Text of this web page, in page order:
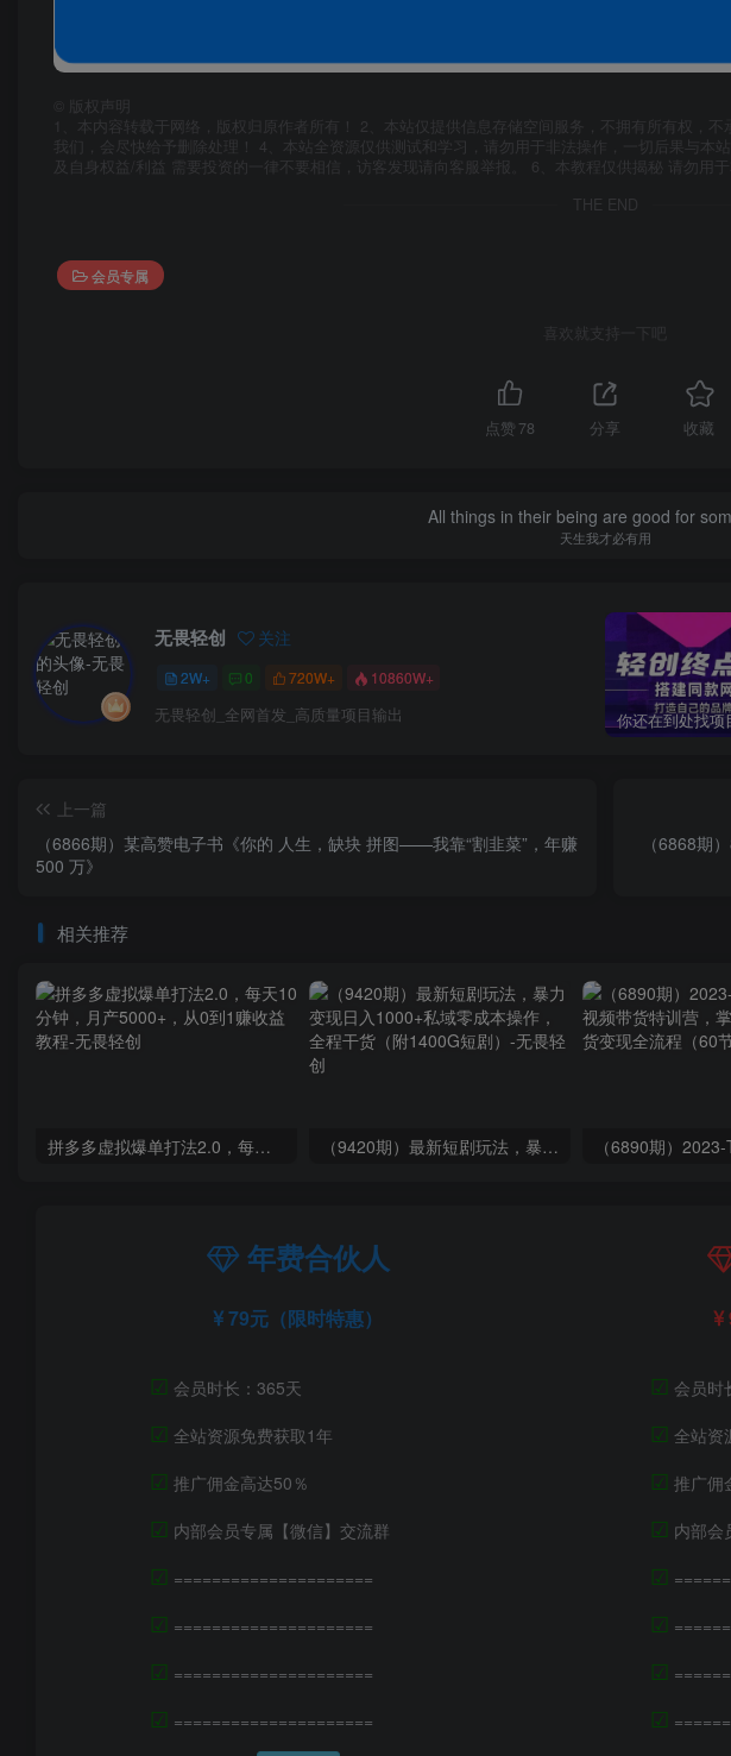
版权声明
1、本内容转载于网络，版权归原作者所有！ 2、本站仅提供信息存储空间服务，不拥有所有权，
我们，会尽快给予删除处理！ 4、本站全资源仅供测试和学习，请勿用于非法操作，一切后果与
及自身权益/利益 需要投资的一律不要相信，访客发现请向客服举报。 6、本教程仅供揭秘 请勿用
THE END
会员专属
喜欢就支持一下吧
点赞 78 分享 收藏
All things in their being are good for
天生我才必有用
无畏轻创 关注
2W+ 0 720W+ 10860W+
无畏轻创_全网首发_高质量项目输出
上一篇
（6866期）某高赞电子书《你的 人生，缺块 拼图——我靠“割韭菜”，年赚
500 万》
（6868期
相关推荐
拼多多虚拟爆单打法2.0，每天10分钟，月产5000+，从0到1赚收益教程 （9420期）最新短剧玩法，暴力变现日入1000+私域零成本操作，全程干货（附1400G短剧）
年费合伙人
79元（限时特惠）
☑ 会员时长：365天
☑ 全站资源免费获取1年
☑ 推广佣金高达50％
☑ 内部会员专属【微信】交流群
☑ =====================
☑ =====================
☑ =====================
☑ =====================
☑ 会员时
☑ 全站资
☑ 推广佣
☑ 内部会
☑
☑
☑
☑